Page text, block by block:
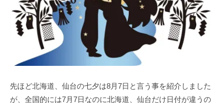
先ほど北海道、仙台の七夕は8月7日と言う事を紹介しました
が、全国的には7月7日なのに北海道、仙台だけ日付が違うの